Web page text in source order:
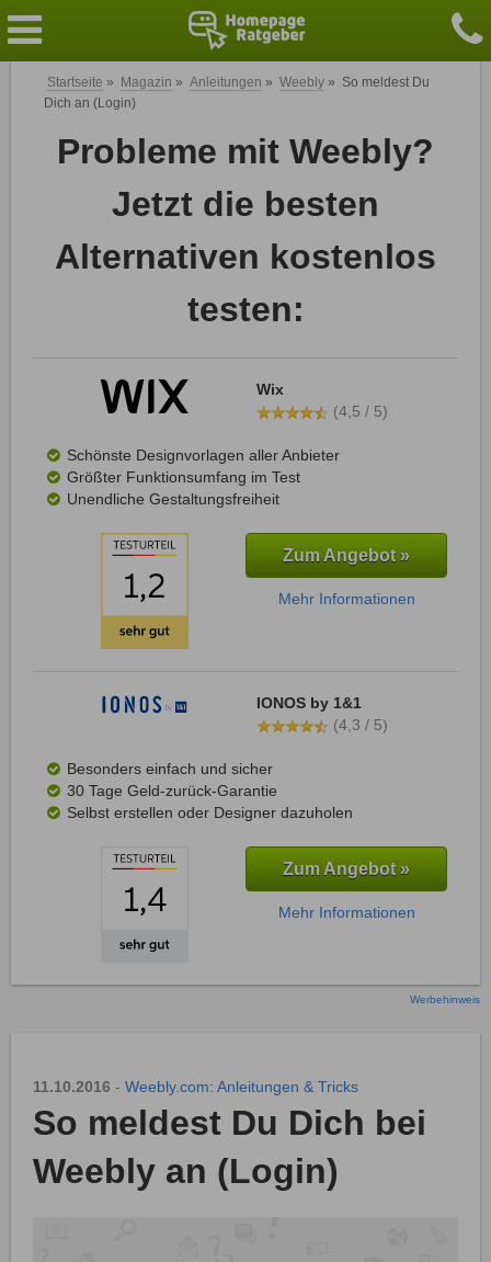
Startseite » Magazin » Anleitungen » Weebly » So meldest Du
Dich an (Login)
Probleme mit Weebly?
Jetzt die besten
Alternativen kostenlos
testen:
Wix
(4,5 / 5)
Schönste Designvorlagen aller Anbieter
Größter Funktionsumfang im Test
Unendliche Gestaltungsfreiheit
Zum Angebot »
Mehr Informationen
IONOS by 1&1
(4,3 / 5)
Besonders einfach und sicher
30 Tage Geld-zurück-Garantie
Selbst erstellen oder Designer dazuholen
Zum Angebot »
Mehr Informationen
Werbehinweis
11.10.2016 - Weebly.com: Anleitungen & Tricks
So meldest Du Dich bei
Weebly an (Login)